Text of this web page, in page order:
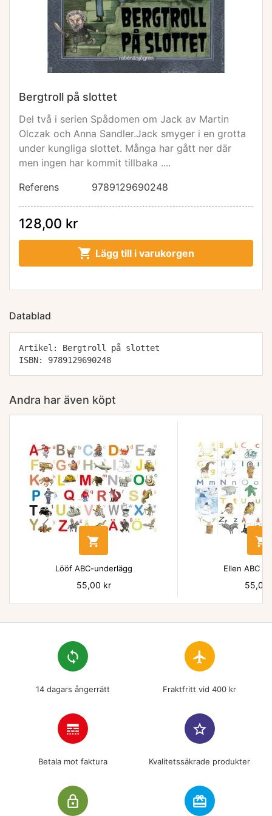
Bergtroll på slottet
Del två i serien Spådomen om Jack av Martin
Olczak och Anna Sandler.Jack smyger i en grotta
under kungliga slottet. Många har gått ner där
men ingen har kommit tillbaka ....
Referens
9789129690248
128,00 kr
 Lägg till i varukorgen
Datablad
Artikel: Bergtroll på slottet
ISBN: 9789129690248
Andra har även köpt

Lööf ABC-underlägg
Pris
55,00 kr

Ellen ABC
Pris
55,00
loop
14 dagars ångerrätt
flight
Fraktfritt vid 400 kr
line_style
Betala mot faktura
star_border
Kvalitetssäkrade produkter
lock_outline redeem